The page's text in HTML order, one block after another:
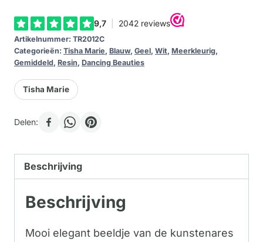
Artikelnummer: TR2012C
Categorieën: Tisha Marie, Blauw, Geel, Wit, Meerkleurig,
Gemiddeld, Resin, Dancing Beauties
Tisha Marie
Delen:
Beschrijving
Beschrijving
Mooi elegant beeldje van de kunstenares